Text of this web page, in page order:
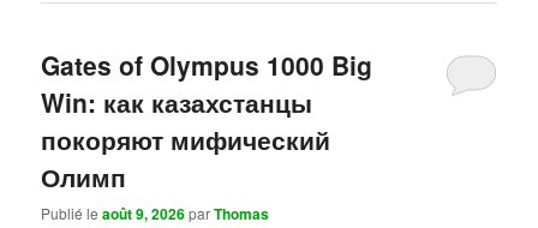
Gates of Olympus 1000 Big
Win: как казахстанцы
покоряют мифический
Олимп
Publié leaoût 9, 2026parThomas